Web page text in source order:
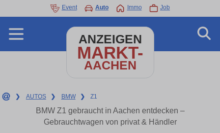
Event Auto Immo Job
ANZEIGEN
MARKT-
AACHEN
❯ AUTOS ❯ BMW ❯ Z1
BMW Z1 gebraucht in Aachen entdecken –
Gebrauchtwagen von privat & Händler